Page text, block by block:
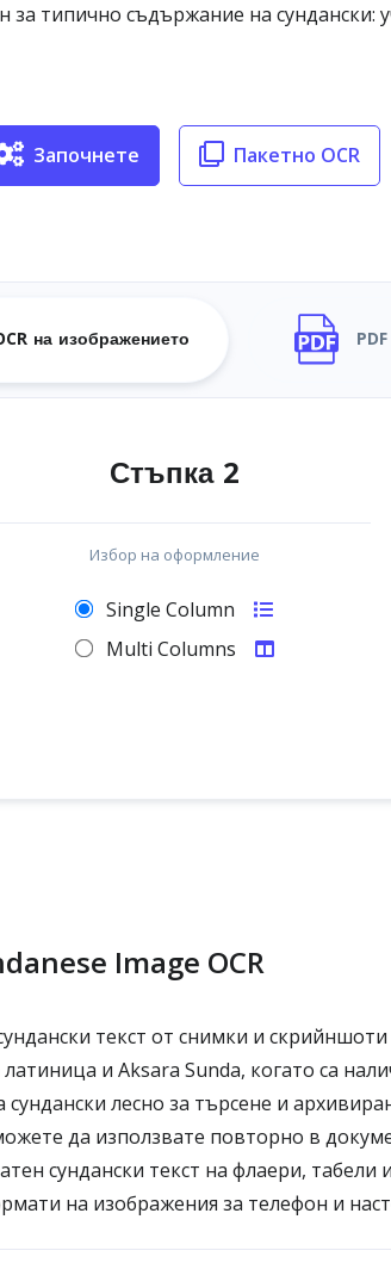
за типично съдържание на
Започнете Пакетно OCR
на изображението
Стъпка 2
Избор на оформление
Single Column
Multi Columns
Image OCR
текст от снимки и скрийншоти
и Aksara Sunda, когато са
лесно за търсене и
да използвате повторно в
сундански текст на флаери, табели
на изображения за телефон и